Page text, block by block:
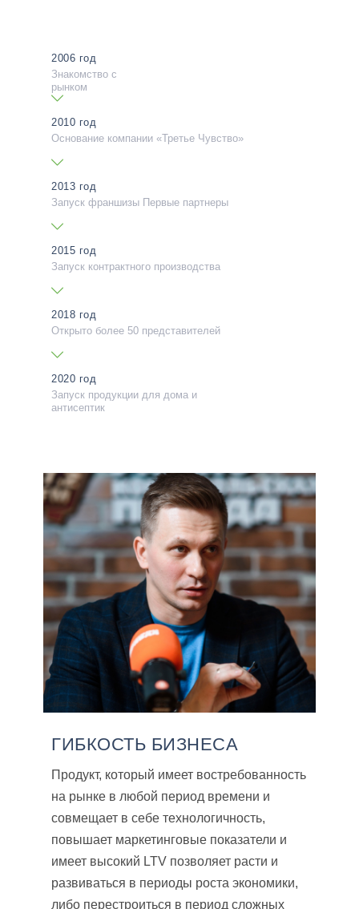
Знакомство с
рынком
Основание компании «Третье Чувство»
Запуск франшизы Первые партнеры
Запуск контрактного производства
Открыто более 50 представителей
Запуск продукции для дома и
антисептик
2006 год
2010 год
2013 год
2015 год
2018 год
2020 год
Продукт, который имеет востребованность
на рынке в любой период времени и
совмещает в себе технологичность,
повышает маркетинговые показатели и
имеет высокий LTV позволяет расти и
развиваться в периоды роста экономики,
либо перестроиться в период сложных
ГИБКОСТЬ БИЗНЕСА